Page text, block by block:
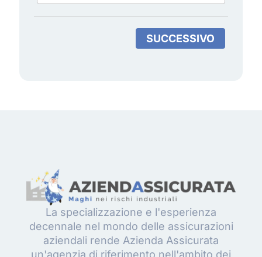
SUCCESSIVO
La specializzazione e l'esperienza
decennale nel mondo delle assicurazioni
aziendali rende Azienda Assicurata
un'agenzia di riferimento nell'ambito dei